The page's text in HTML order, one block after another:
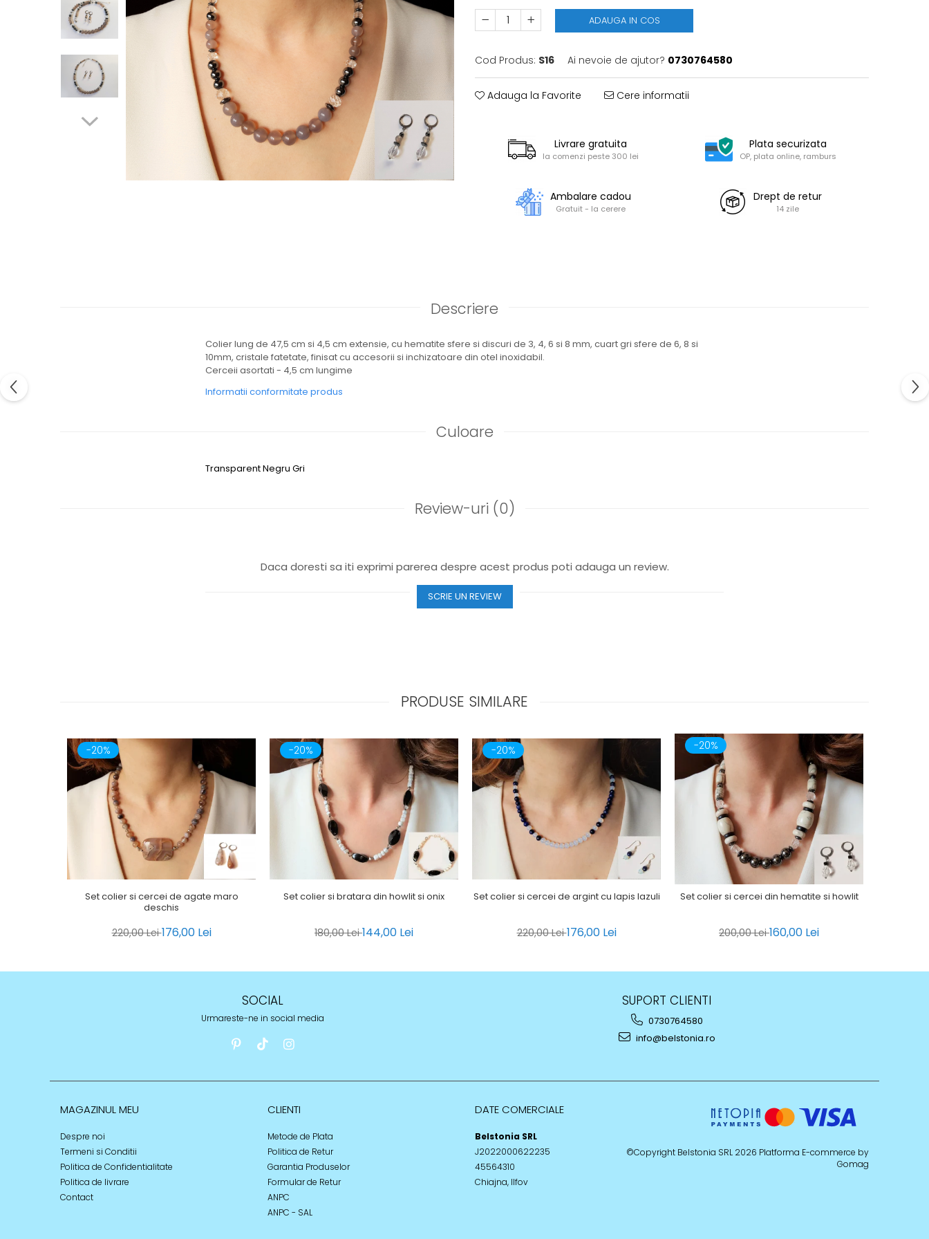
ADAUGA IN COS
Cod Produs: S16 Ai nevoie de ajutor? 0730764580
Adauga la Favorite Cere informatii
Livrare gratuita
la comenzi peste 300 lei
Plata securizata
OP, plata online, ramburs
Ambalare cadou
Gratuit - la cerere
Drept de retur
14 zile
Descriere
Colier lung de 47,5 cm si 4,5 cm extensie, cu hematite sfere si discuri de 3, 4, 6 si 8 mm, cuart gri sfere de 6, 8 si
10mm, cristale fatetate, finisat cu accesorii si inchizatoare din otel inoxidabil.
Cerceii asortati - 4,5 cm lungime
Informatii conformitate produs
Culoare
TransparentNegru Gri
Review-uri (0)
Daca doresti sa iti exprimi parerea despre acest produs poti adauga un review.
SCRIE UN REVIEW
PRODUSE SIMILARE
-20%
Set colier si cercei de agate maro
deschis
220,00 Lei176,00 Lei
-20%
Set colier si bratara din howlit si onix
180,00 Lei144,00 Lei
-20%
Set colier si cercei de argint cu lapis lazuli
220,00 Lei176,00 Lei
-20%
Set colier si cercei din hematite si howlit
200,00 Lei160,00 Lei
SOCIAL
Urmareste-ne in social media
SUPORT CLIENTI
0730764580
info@belstonia.ro
MAGAZINUL MEU
Despre noi
Termeni si Conditii
Politica de Confidentialitate
Politica de livrare
Contact
CLIENTI
Metode de Plata
Politica de Retur
Garantia Produselor
Formular de Retur
ANPC
ANPC - SAL
DATE COMERCIALE
Belstonia SRL
J2022000622235
45564310
Chiajna, Ilfov
©Copyright Belstonia SRL 2026 Platforma E-commerce by
Gomag